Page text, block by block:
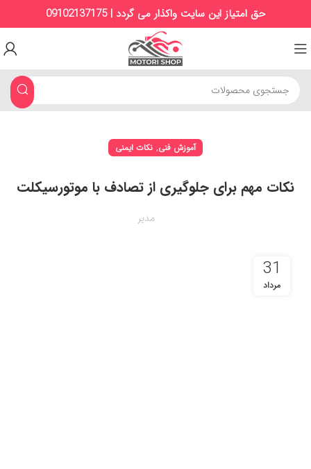
حق امتیاز این سایت واکذار می گردد | 09102137175
آموزش فنی, نکات ایمنی
نکات مهم برای جلوگیری از تصادف با موتورسیکلت
مدیر
31
مرداد